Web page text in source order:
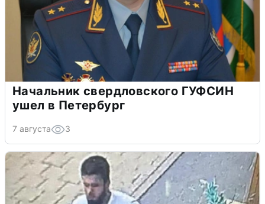
Начальник свердловского ГУФСИН
ушел в Петербург
7 августа 3